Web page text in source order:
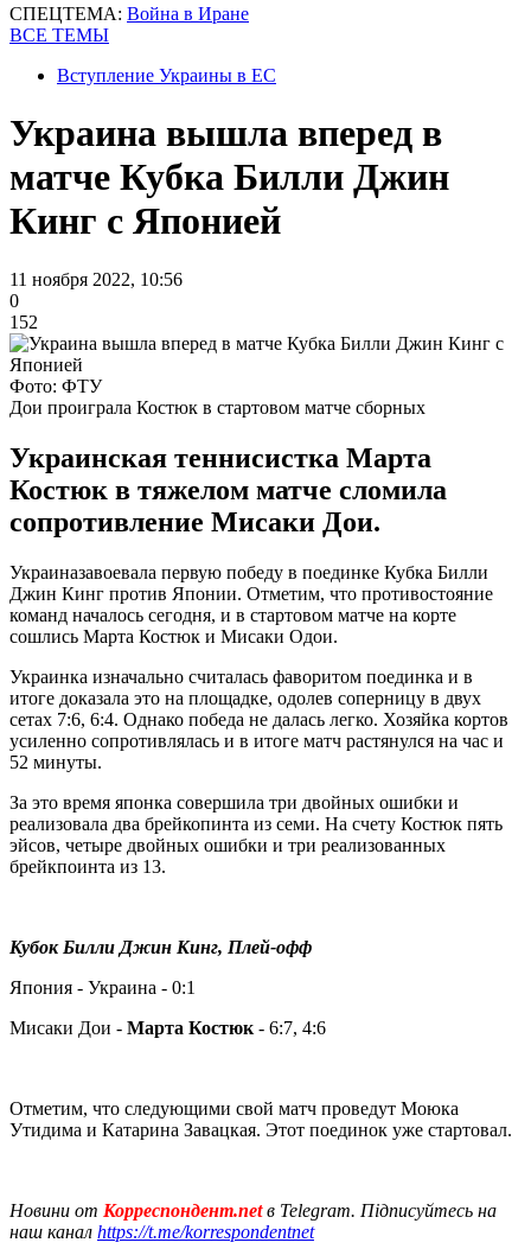
СПЕЦТЕМА: Война в Иране
ВСЕ ТЕМЫ
Вступление Украины в ЕС
Украина вышла вперед в
матче Кубка Билли Джин
Кинг с Японией
11 ноября 2022, 10:56
0
152
Фото: ФТУ
Дои проиграла Костюк в стартовом матче сборных
Украинская теннисистка Марта
Костюк в тяжелом матче сломила
сопротивление Мисаки Дои.
Украиназавоевала первую победу в поединке Кубка Билли
Джин Кинг против Японии. Отметим, что противостояние
команд началось сегодня, и в стартовом матче на корте
сошлись Марта Костюк и Мисаки Одои.
Украинка изначально считалась фаворитом поединка и в
итоге доказала это на площадке, одолев соперницу в двух
сетах 7:6, 6:4. Однако победа не далась легко. Хозяйка кортов
усиленно сопротивлялась и в итоге матч растянулся на час и
52 минуты.
За это время японка совершила три двойных ошибки и
реализовала два брейкопинта из семи. На счету Костюк пять
эйсов, четыре двойных ошибки и три реализованных
брейкпоинта из 13.
Кубок Билли Джин Кинг, Плей-офф
Япония - Украина - 0:1
Мисаки Дои - Марта Костюк - 6:7, 4:6
Отметим, что следующими свой матч проведут Моюка
Утидима и Катарина Завацкая. Этот поединок уже стартовал.
Новини от Корреспондент.netв Telegram. Підписуйтесь на
наш канал https://t.me/korrespondentnet